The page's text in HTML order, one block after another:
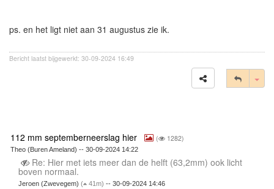
ps. en het ligt niet aan 31 augustus zie ik.
Bericht laatst bijgewerkt: 30-09-2024 16:49
112 mm septemberneerslag hier ( 1282)
Theo (Buren Ameland) -- 30-09-2024 14:22
Re: Hier met iets meer dan de helft (63,2mm) ook licht
boven normaal.
Jeroen (Zwevegem) ( 41m) -- 30-09-2024 14:46